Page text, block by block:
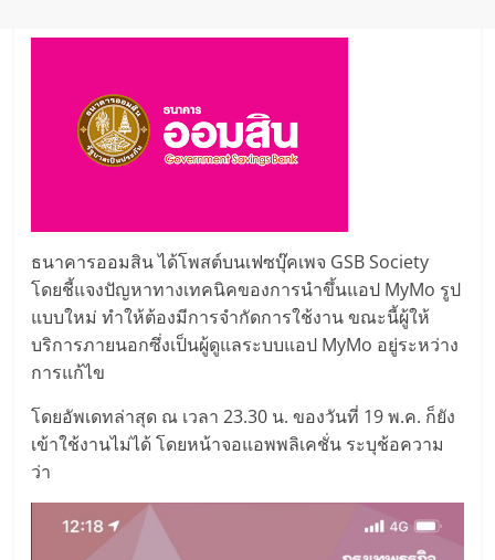
ธนาคารออมสิน ได้โพสต์บนเฟซบุ๊คเพจ GSB Society
โดยชี้แจงปัญหาทางเทคนิคของการนำขึ้นแอป MyMo รูป
แบบใหม่ ทำให้ต้องมีการจำกัดการใช้งาน ขณะนี้ผู้ให้
บริการภายนอกซึ่งเป็นผู้ดูแลระบบแอป MyMo อยู่ระหว่าง
การแก้ไข
โดยอัพเดทล่าสุด ณ เวลา 23.30 น. ของวันที่ 19 พ.ค. ก็ยัง
เข้าใช้งานไม่ได้ โดยหน้าจอแอพพลิเคชั่น ระบุช้อความ
ว่า